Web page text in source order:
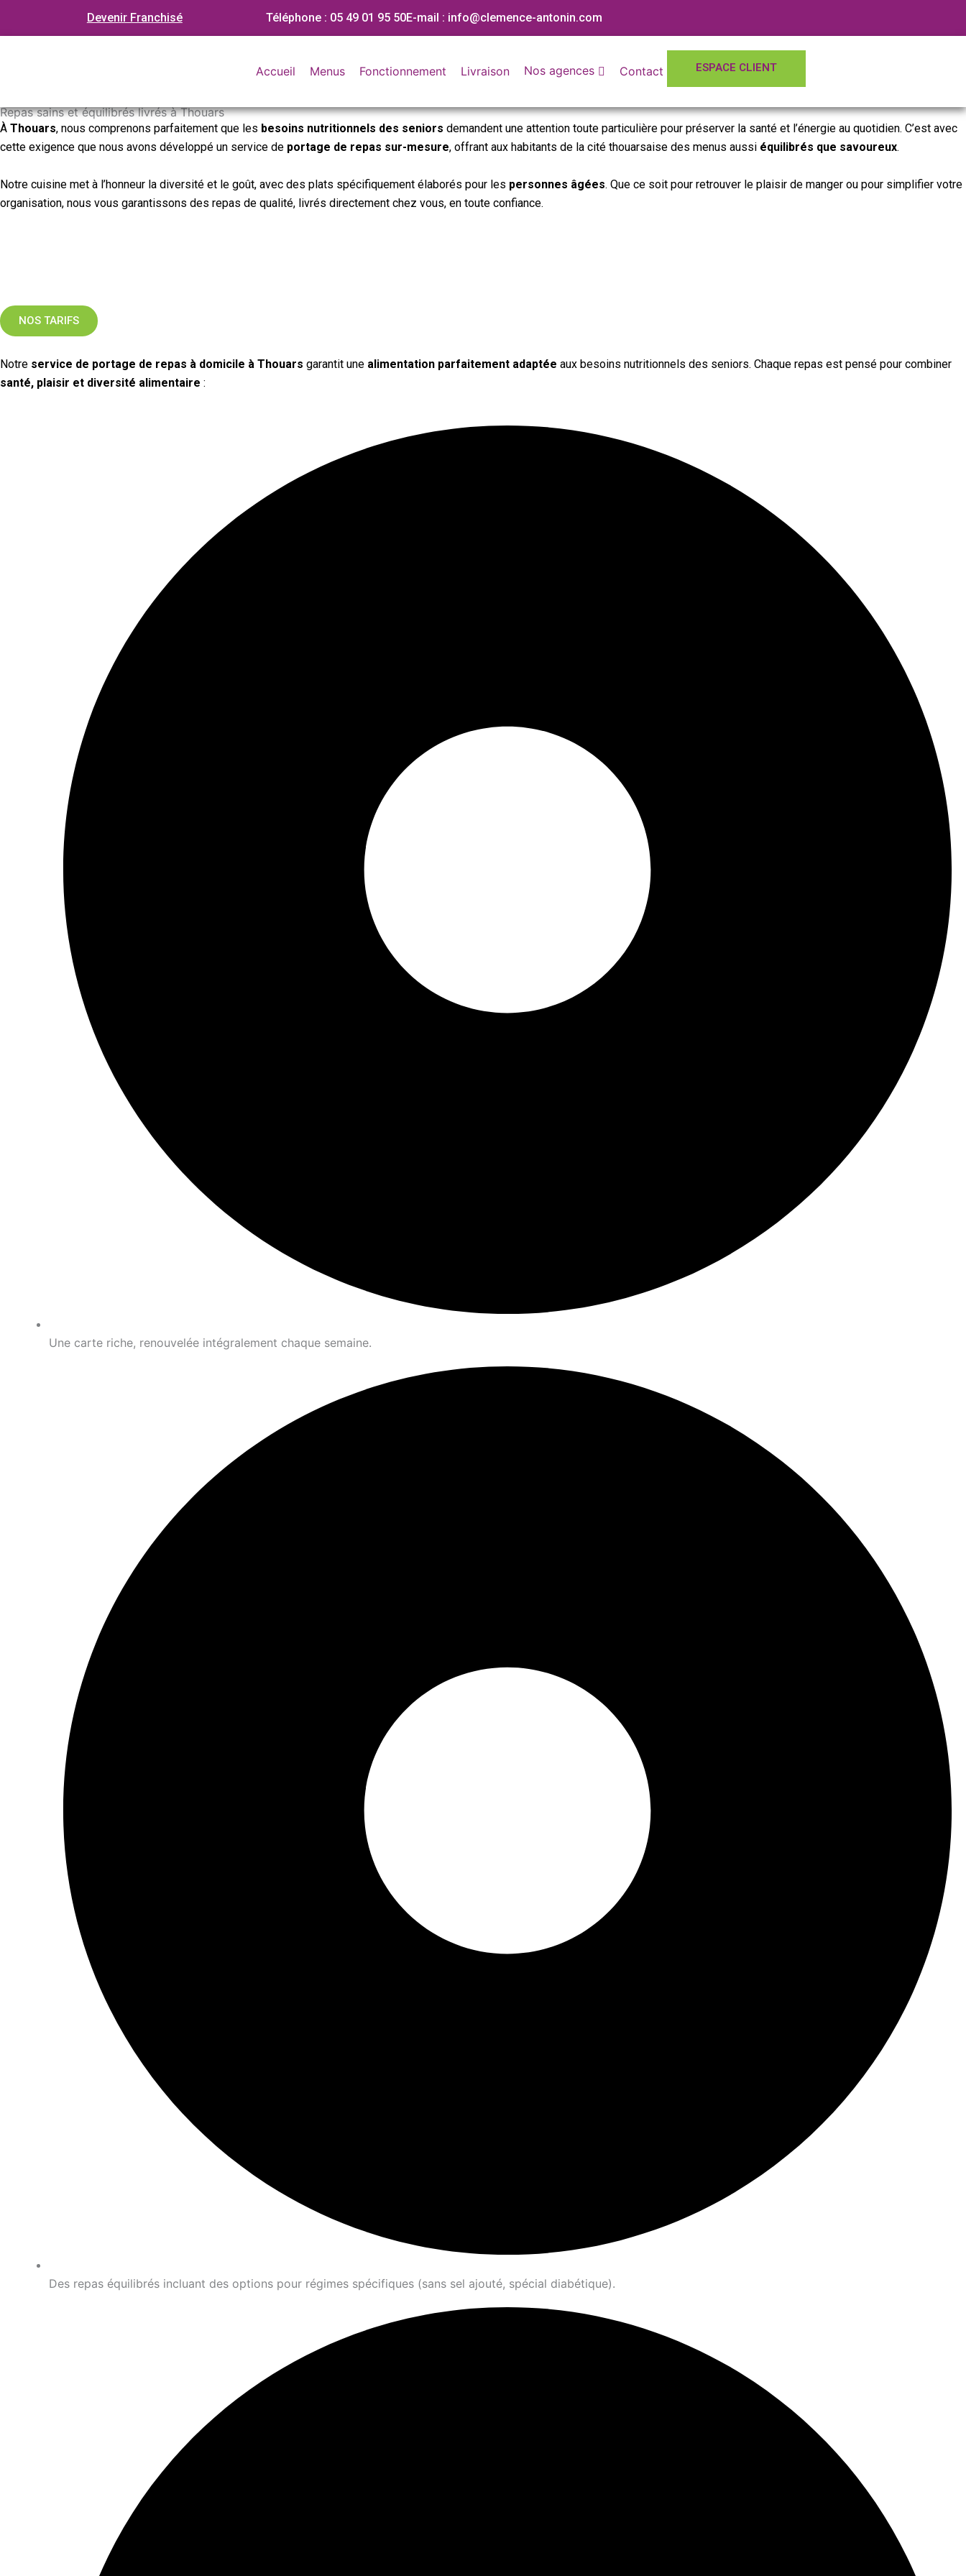
Devenir Franchisé Téléphone : 05 49 01 95 50E-mail : info@clemence-antonin.com
Accueil Menus Fonctionnement Livraison Nos agences Contact ESPACE CLIENT
Repas sains et équilibrés livrés à Thouars
À Thouars, nous comprenons parfaitement que les besoins nutritionnels des seniors demandent une attention toute particulière pour préserver la santé et l’énergie au quotidien. C’est avec
cette exigence que nous avons développé un service de portage de repas sur-mesure, offrant aux habitants de la cité thouarsaise des menus aussi équilibrés que savoureux.
Notre cuisine met à l’honneur la diversité et le goût, avec des plats spécifiquement élaborés pour les personnes âgées. Que ce soit pour retrouver le plaisir de manger ou pour simplifier votre
organisation, nous vous garantissons des repas de qualité, livrés directement chez vous, en toute confiance.
NOS TARIFS
Notre service de portage de repas à domicile à Thouars garantit une alimentation parfaitement adaptée aux besoins nutritionnels des seniors. Chaque repas est pensé pour combiner
santé, plaisir et diversité alimentaire :
Une carte riche, renouvelée intégralement chaque semaine.
Des repas équilibrés incluant des options pour régimes spécifiques (sans sel ajouté, spécial diabétique).